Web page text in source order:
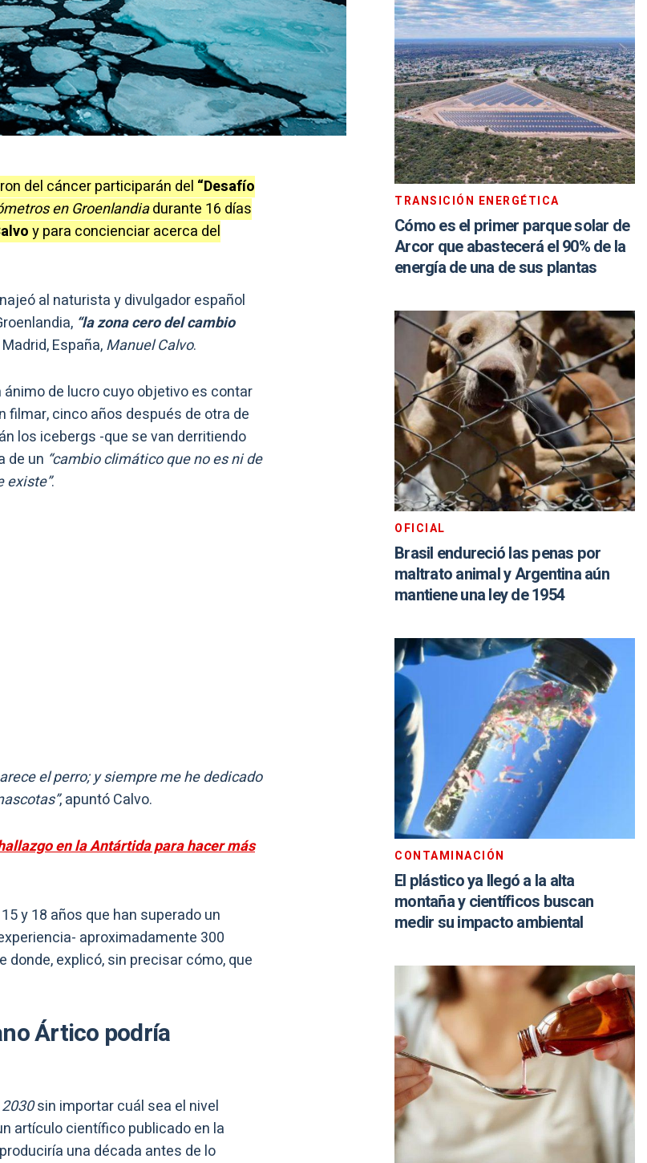
del cáncer participarán del “Desafío
en Groenlandiadurante 16 días
y para concienciar acerca del
al naturista y divulgador español
“la zona cero del cambio
España,Manuel Calvo.
de lucro cuyo objetivo es contar
filmar, cinco años después de otra de
los icebergs -que se van derritiendo
de un “cambio climático que no es ni de
existe”.
el perro; y siempre me he dedicado
, apuntó Calvo.
en la Antártida para hacer más
y 18 años que han superado un
aproximadamente 300
donde, explicó, sin precisar cómo, que
Ártico podría
sin importar cuál sea el nivel
artículo científico publicado en la
una década antes de lo
TRANSICIÓN ENERGÉTICA
Cómo es el primer parque solar de
Arcor que abastecerá el 90% de la
energía de una de sus plantas
OFICIAL
Brasil endureció las penas por
maltrato animal y Argentina aún
mantiene una ley de 1954
CONTAMINACIÓN
El plástico ya llegó a la alta
montaña y científicos buscan
medir su impacto ambiental